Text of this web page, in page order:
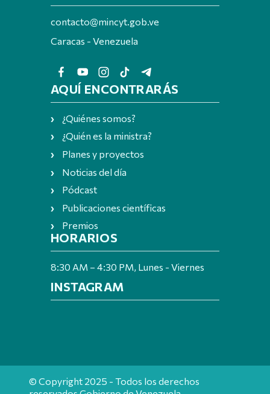
contacto@mincyt.gob.ve
Caracas - Venezuela
AQUÍ ENCONTRARÁS
¿Quiénes somos?
¿Quién es la ministra?
Planes y proyectos
Noticias del día
Pódcast
Publicaciones científicas
Premios
HORARIOS
8:30 AM – 4:30 PM, Lunes - Viernes
INSTAGRAM
© Copyright 2025 - Todos los derechos